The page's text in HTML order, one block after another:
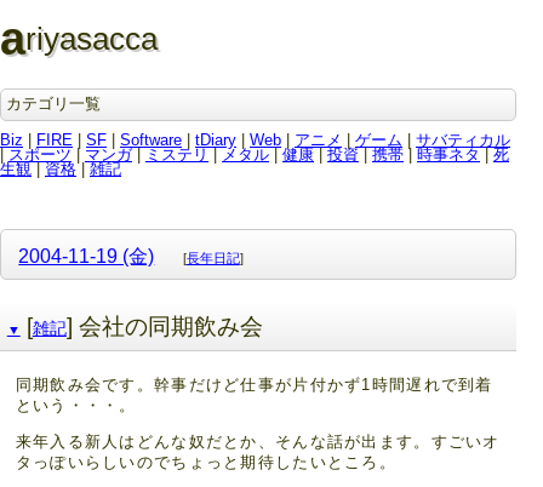
ariyasacca
カテゴリ一覧
Biz
FIRE SF Software tDiary Web アニメ ゲーム
サバティカル
スポーツ | マンガ| ミステリ メタル 健康 投資 携帯 | 時事ネタ
死
生観
資格| 雑記
2004-11-19 (金) [長年日記]
▼ [雑記] 会社の同期飲み会
同期飲み会です。幹事だけど仕事が片付かず1時間遅れで到着
という・・・。
来年入る新人はどんな奴だとか、そんな話が出ます。すごいオ
タっぽいらしいのでちょっと期待したいところ。